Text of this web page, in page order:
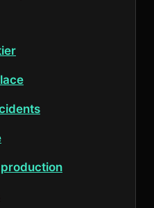
production